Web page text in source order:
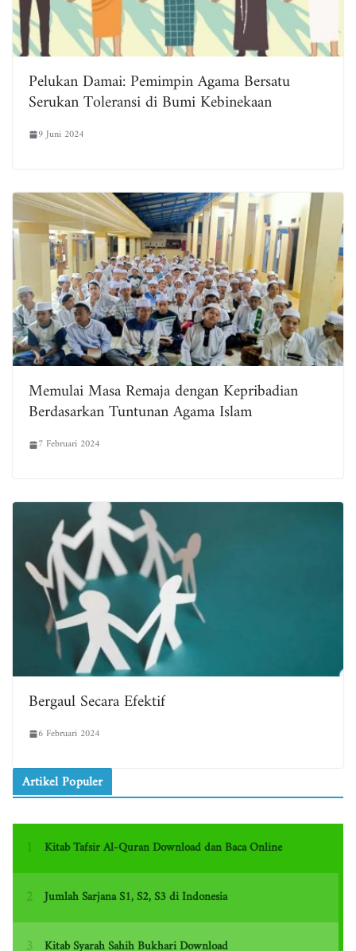
Pelukan Damai: Pemimpin Agama Bersatu
Serukan Toleransi di Bumi Kebinekaan
9 Juni 2024
Memulai Masa Remaja dengan Kepribadian
Berdasarkan Tuntunan Agama Islam
7 Februari 2024
Bergaul Secara Efektif
6 Februari 2024
Artikel Populer